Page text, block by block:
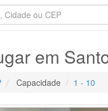
em
Capacidade 1 - 10